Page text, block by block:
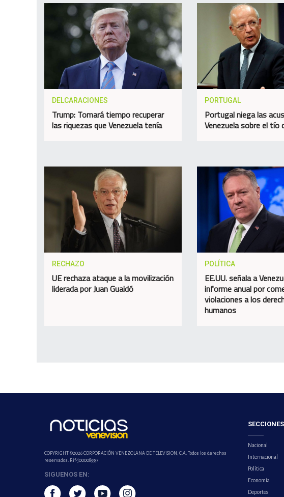
DELCARACIONES
Trump: Tomará tiempo recuperar
las riquezas que Venezuela tenía
PORTUGAL
Portugal niega las
Venezuela sobre el tío
RECHAZO
UE rechaza ataque a la movilización
liderada por Juan Guaidó
POLÍTICA
EE.UU. señala a
informe anual por
violaciones a los
humanos
COPYRIGHT ©2026 CORPORACIÓN VENEZOLANA DE TELEVISION, C.A. Todos los derechos
reservados. Rif-j000089337
SIGUENOS EN:
SECCIONES
Nacional
Internacional
Política
Economía
Deportes